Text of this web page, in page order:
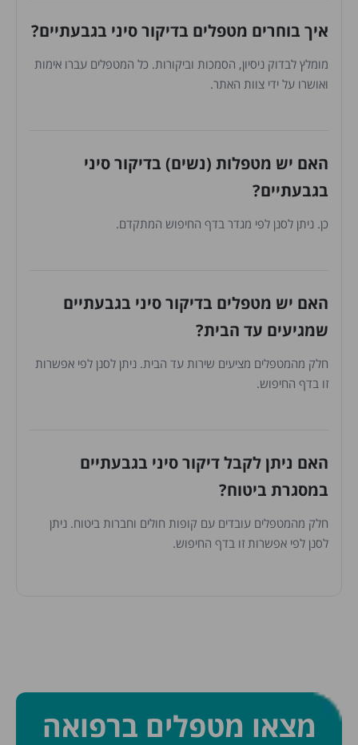
איך בוחרים מטפלים בדיקור סיני בגבעתיים?
מומלץ לבדוק ניסיון, הסמכות וביקורות. כל המטפלים עברו אימות
ואושרו על ידי צוות האתר.
האם יש מטפלות (נשים) בדיקור סיני
בגבעתיים?
כן. ניתן לסנן לפי מגדר בדף החיפוש המתקדם.
האם יש מטפלים בדיקור סיני בגבעתיים
שמגיעים עד הבית?
חלק מהמטפלים מציעים שירות עד הבית. ניתן לסנן לפי אפשרות
זו בדף החיפוש.
האם ניתן לקבל דיקור סיני בגבעתיים
במסגרת ביטוח?
חלק מהמטפלים עובדים עם קופות חולים וחברות ביטוח. ניתן
לסנן לפי אפשרות זו בדף החיפוש.
מצאו מטפלים ברפואה